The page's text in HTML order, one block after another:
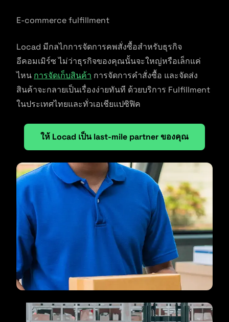
E-commerce fulfillment
Locad มีกลไกการจัดการคพสั่งซื้อสำหรับธุรกิจ
อีคอมเมิร์ซ ไม่ว่าธุรกิจของคุณนั้นจะใหญ่หรือเล็กแค่
ไหน การจัดเก็บสินค้า การจัดการคำสั่งซื้อ และจัดส่ง
สินค้าจะกลายเป็นเรื่องง่ายทันที ด้วยบริการ Fulfillment
ในประเทศไทยและทั่วเอเชียแปซิฟิค
ให้ Locad เป็น last-mile partner ของคุณ